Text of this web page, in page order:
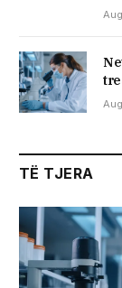
TË TJERA